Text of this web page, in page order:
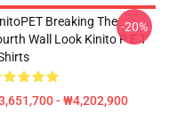
Breaking The
Wall Look Kinito P E T
- ₩4,202,900
-20%